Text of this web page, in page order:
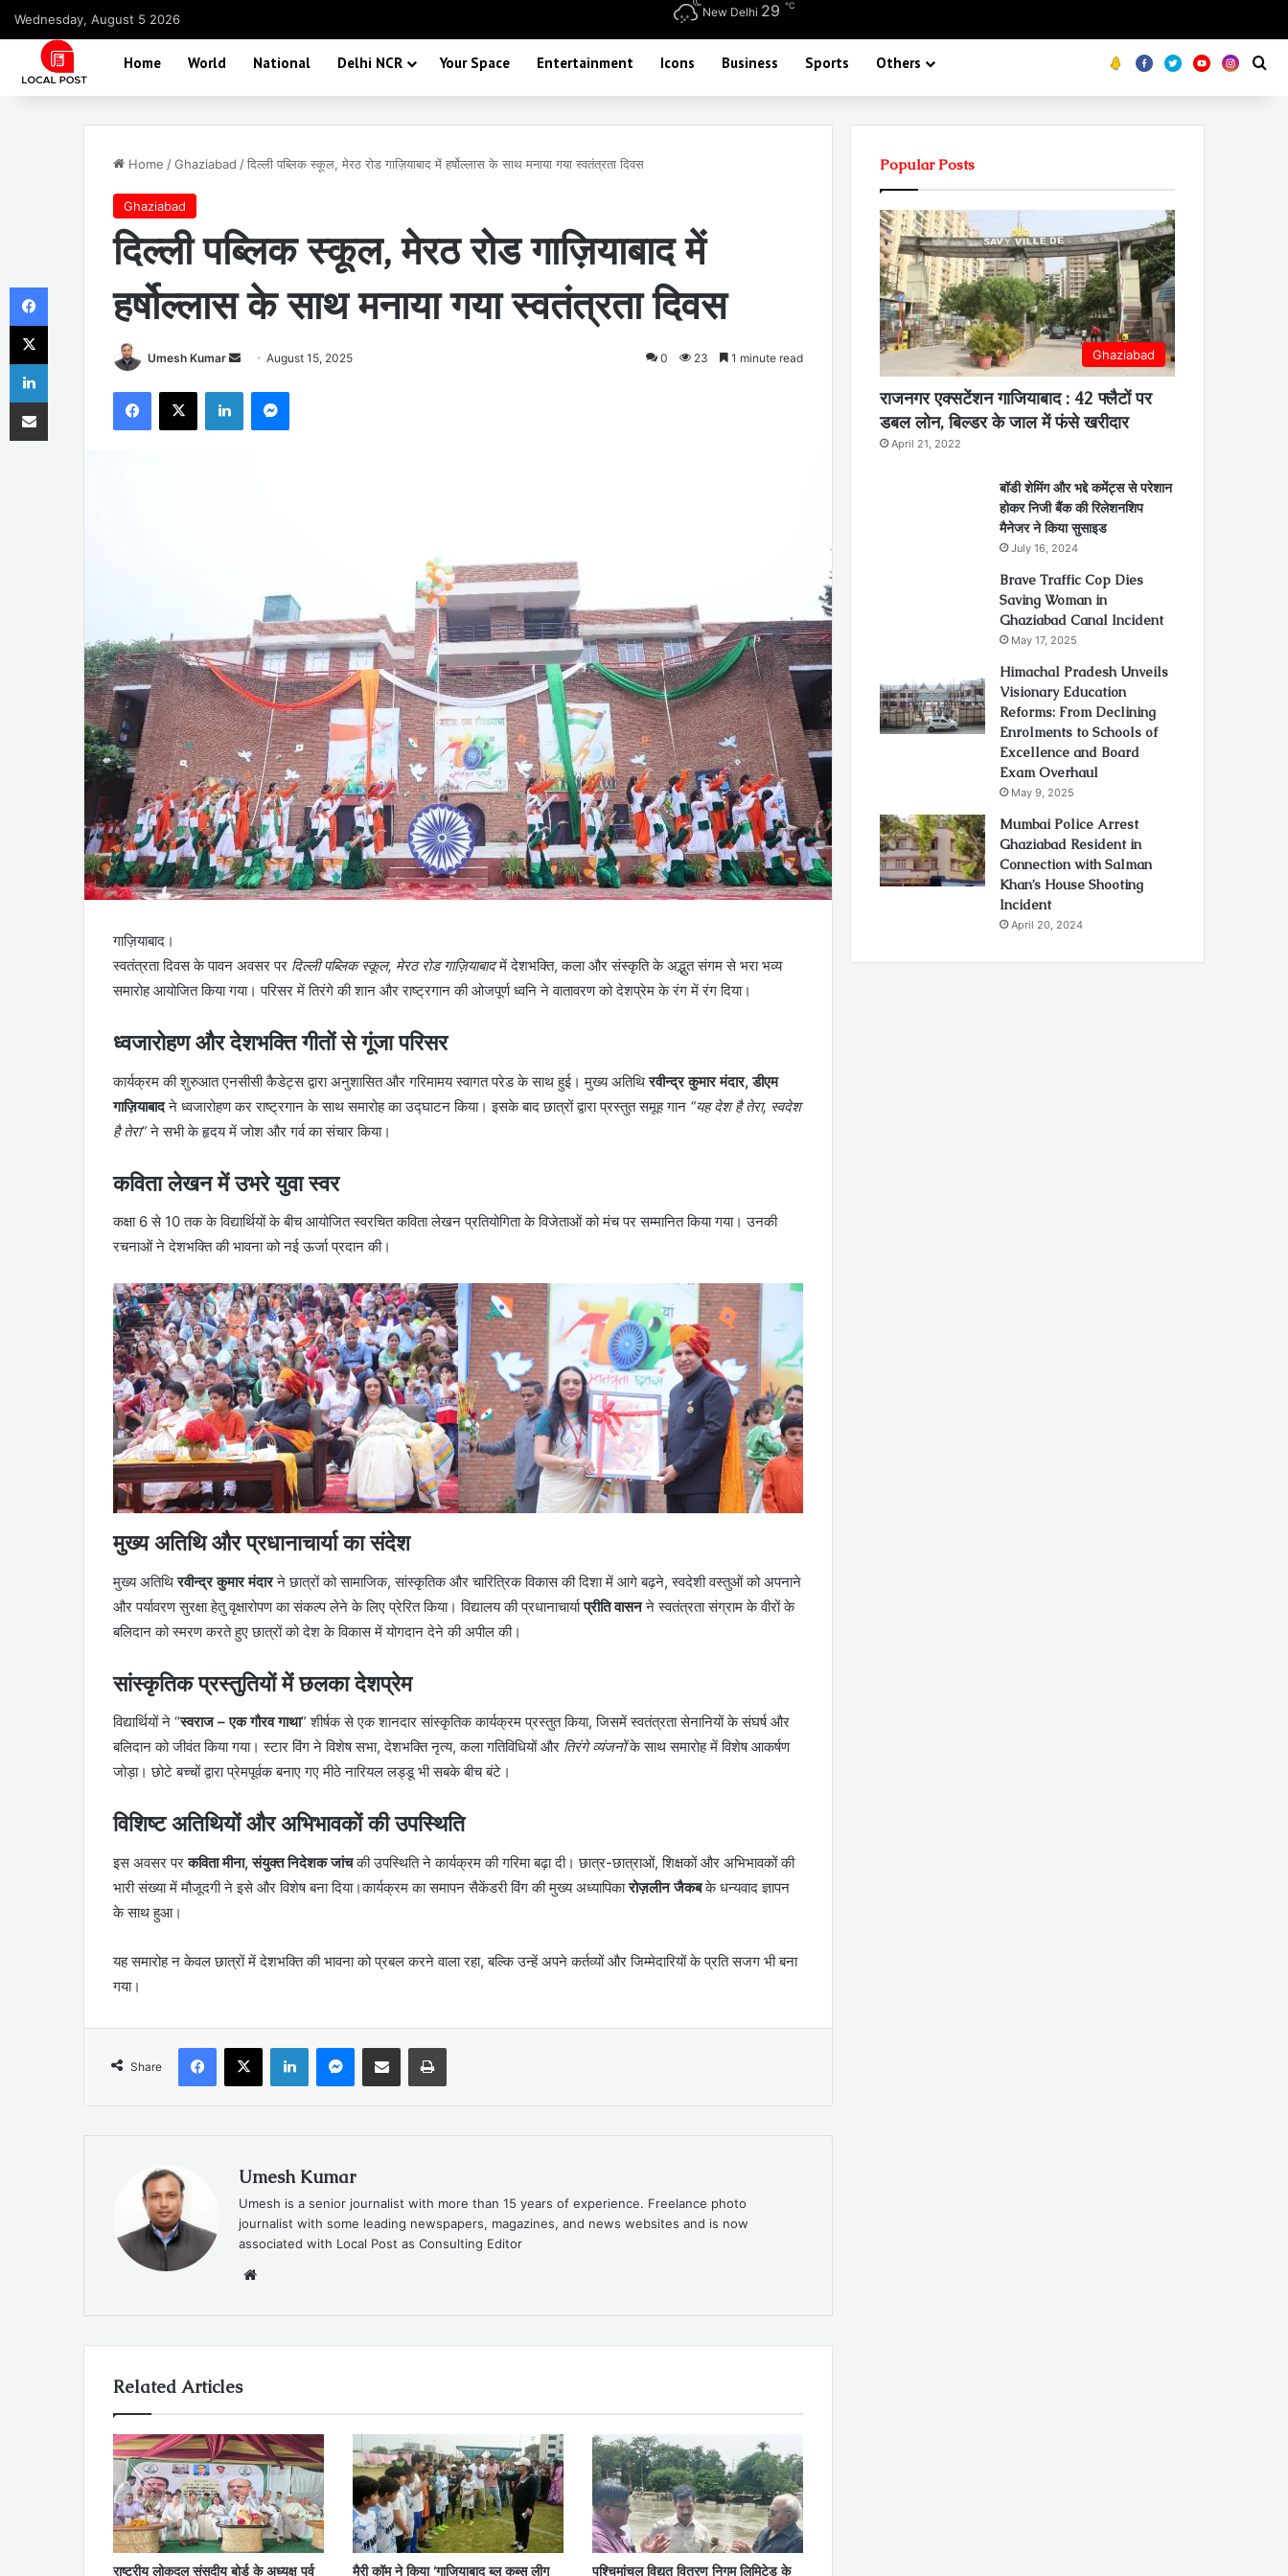
Wednesday, August 5 2026 New Delhi 29 ℃
Home World National Delhi NCR Your Space Entertainment Icons Business Sports Others Koo FB TwitterYoutube
Home /Ghaziabad /दिल्ली पब्लिक स्कूल, मेरठ रोड गाज़ियाबाद में हर्षोल्लास के साथ मनाया गया स्वतंत्रता दिवस
Ghaziabad
दिल्ली पब्लिक स्कूल, मेरठ रोड गाज़ियाबाद में
हर्षोल्लास के साथ मनाया गया स्वतंत्रता दिवस
Umesh Kumar
Send
email
August 15, 2025 0 23 1 minute read
Facebook
X LinkedInMessenger
गाज़ियाबाद।
स्वतंत्रता दिवस के पावन अवसर पर दिल्ली पब्लिक स्कूल, मेरठ रोड गाज़ियाबादमें देशभक्ति, कला और संस्कृति के अद्भुत संगम से भरा भव्य
समारोह आयोजित किया गया। परिसर में तिरंगे की शान और राष्ट्रगान की ओजपूर्ण ध्वनि ने वातावरण को देशप्रेम के रंग में रंग दिया।
ध्वजारोहण और देशभक्ति गीतों से गूंजा परिसर
कार्यक्रम की शुरुआत एनसीसी कैडेट्स द्वारा अनुशासित और गरिमामय स्वागत परेड के साथ हुई। मुख्य अतिथिरवीन्द्र कुमार मंदार, डीएम
गाज़ियाबादने ध्वजारोहण कर राष्ट्रगान के साथ समारोह का उद्घाटन किया। इसके बाद छात्रों द्वारा प्रस्तुत समूह गान “यह देश है तेरा, स्वदेश
है तेरा”ने सभी के हृदय में जोश और गर्व का संचार किया।
कविता लेखन में उभरे युवा स्वर
कक्षा 6 से 10 तक के विद्यार्थियों के बीच आयोजित स्वरचित कविता लेखन प्रतियोगिता के विजेताओं को मंच पर सम्मानित किया गया। उनकी
रचनाओं ने देशभक्ति की भावना को नई ऊर्जा प्रदान की।
मुख्य अतिथि और प्रधानाचार्या का संदेश
मुख्य अतिथिरवीन्द्र कुमार मंदारने छात्रों को सामाजिक, सांस्कृतिक और चारित्रिक विकास की दिशा में आगे बढ़ने, स्वदेशी वस्तुओं को अपनाने
और पर्यावरण सुरक्षा हेतु वृक्षारोपण का संकल्प लेने के लिए प्रेरित किया। विद्यालय की प्रधानाचार्याप्रीति वासनने स्वतंत्रता संग्राम के वीरों के
बलिदान को स्मरण करते हुए छात्रों को देश के विकास में योगदान देने की अपील की।
सांस्कृतिक प्रस्तुतियों में छलका देशप्रेम
विद्यार्थियों ने “स्वराज – एक गौरव गाथा” शीर्षक से एक शानदार सांस्कृतिक कार्यक्रम प्रस्तुत किया, जिसमें स्वतंत्रता सेनानियों के संघर्ष और
बलिदान को जीवंत किया गया। स्टार विंग ने विशेष सभा, देशभक्ति नृत्य, कला गतिविधियों और तिरंगे व्यंजनोंके साथ समारोह में विशेष आकर्षण
जोड़ा। छोटे बच्चों द्वारा प्रेमपूर्वक बनाए गए मीठे नारियल लड्डू भी सबके बीच बंटे।
विशिष्ट अतिथियों और अभिभावकों की उपस्थिति
इस अवसर परकविता मीना, संयुक्त निदेशक जांचकी उपस्थिति ने कार्यक्रम की गरिमा बढ़ा दी। छात्र-छात्राओं, शिक्षकों और अभिभावकों की
भारी संख्या में मौजूदगी ने इसे और विशेष बना दिया।कार्यक्रम का समापन सैकेंडरी विंग की मुख्य अध्यापिकारोज़लीन जैकबके धन्यवाद ज्ञापन
के साथ हुआ।
यह समारोह न केवल छात्रों में देशभक्ति की भावना को प्रबल करने वाला रहा, बल्कि उन्हें अपने कर्तव्यों और जिम्मेदारियों के प्रति सजग भी बना
गया।
Share
Facebook
X LinkedInMessenger
Share via Email Print
Umesh Kumar
Umesh is a senior journalist with more than 15 years of experience. Freelance photo
journalist with some leading newspapers, magazines, and news websites and is now
associated with Local Post as Consulting Editor
Related Articles
राष्ट्रीय लोकदल संसदीय बोर्ड के अध्यक्ष पूर्व मैरी कॉम ने किया ‘गाजियाबाद ब्लू कब्स लीग पश्चिमांचल विद्युत वितरण निगम लिमिटेड के
Popular Posts
Ghaziabad
राजनगर एक्सटेंशन गाजियाबाद : 42 फ्लैटों पर
डबल लोन, बिल्डर के जाल में फंसे खरीदार
April 21, 2022
बॉडी शेमिंग और भद्दे कमेंट्स से परेशान
होकर निजी बैंक की रिलेशनशिप
मैनेजर ने किया सुसाइड
July 16, 2024
Brave Traffic Cop Dies
Saving Woman in
Ghaziabad Canal Incident
May 17, 2025
Himachal Pradesh Unveils
Visionary Education
Reforms: From Declining
Enrolments to Schools of
Excellence and Board
Exam Overhaul
May 9, 2025
Mumbai Police Arrest
Ghaziabad Resident in
Connection with Salman
Khan’s House Shooting
Incident
April 20, 2024
Facebook
X
LinkedIn
Share via Email